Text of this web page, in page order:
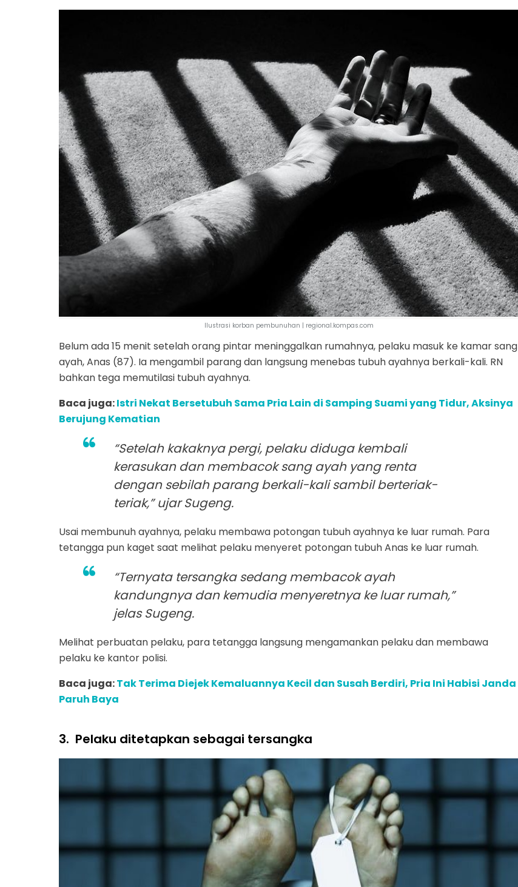
Ilustrasi korban pembunuhan | regional.kompas.com
Belum ada 15 menit setelah orang pintar meninggalkan rumahnya, pelaku masuk ke kamar sang
ayah, Anas (87). Ia mengambil parang dan langsung menebas tubuh ayahnya berkali-kali. RN
bahkan tega memutilasi tubuh ayahnya.
Baca juga:Istri Nekat Bersetubuh Sama Pria Lain di Samping Suami yang Tidur, Aksinya
Berujung Kematian
“Setelah kakaknya pergi, pelaku diduga kembali
kerasukan dan membacok sang ayah yang renta
dengan sebilah parang berkali-kali sambil berteriak-
teriak,” ujar Sugeng.
Usai membunuh ayahnya, pelaku membawa potongan tubuh ayahnya ke luar rumah. Para
tetangga pun kaget saat melihat pelaku menyeret potongan tubuh Anas ke luar rumah.
“Ternyata tersangka sedang membacok ayah
kandungnya dan kemudia menyeretnya ke luar rumah,”
jelas Sugeng.
Melihat perbuatan pelaku, para tetangga langsung mengamankan pelaku dan membawa
pelaku ke kantor polisi.
Baca juga:Tak Terima Diejek Kemaluannya Kecil dan Susah Berdiri, Pria Ini Habisi Janda
Paruh Baya
3. Pelaku ditetapkan sebagai tersangka